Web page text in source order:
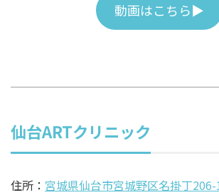
動画はこちら▶
仙台ARTクリニック
住所： 宮城県仙台市宮城野区名掛丁206-